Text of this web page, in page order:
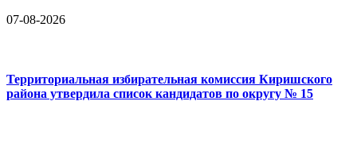
07-08-2026
Территориальная избирательная комиссия Киришского
района утвердила список кандидатов по округу № 15